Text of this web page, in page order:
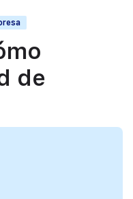
de